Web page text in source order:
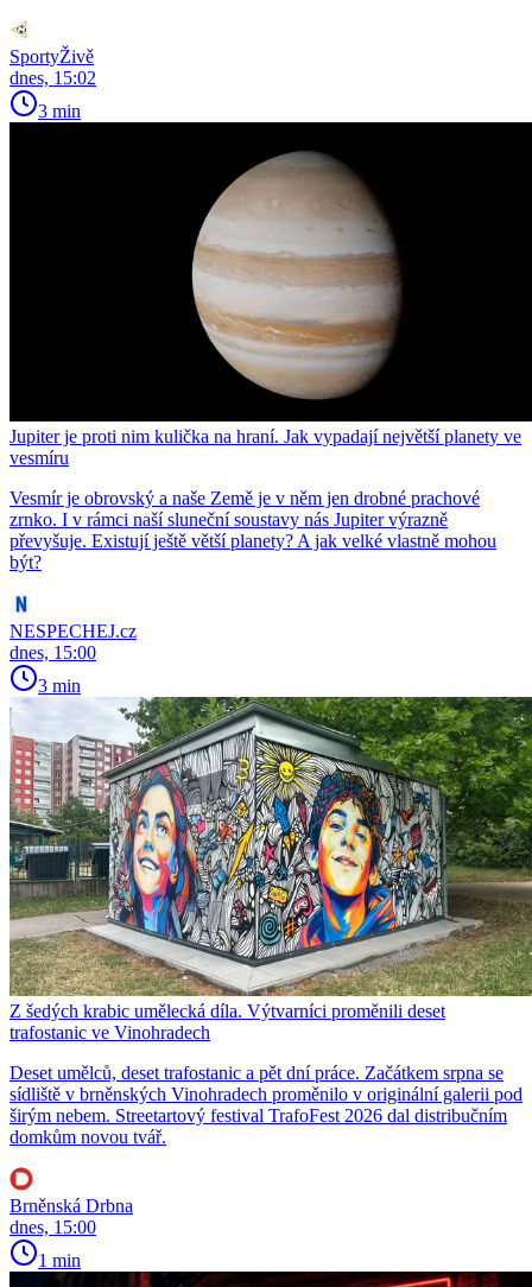
SportyŽivě
dnes, 15:02
3 min
Jupiter je proti nim kulička na hraní. Jak vypadají největší planety ve
vesmíru
Vesmír je obrovský a naše Země je v něm jen drobné prachové
zrnko. I v rámci naší sluneční soustavy nás Jupiter výrazně
převyšuje. Existují ještě větší planety? A jak velké vlastně mohou
být?
NESPECHEJ.cz
dnes, 15:00
3 min
Z šedých krabic umělecká díla. Výtvarníci proměnili deset
trafostanic ve Vinohradech
Deset umělců, deset trafostanic a pět dní práce. Začátkem srpna se
sídliště v brněnských Vinohradech proměnilo v originální galerii pod
širým nebem. Streetartový festival TrafoFest 2026 dal distribučním
domkům novou tvář.
Brněnská Drbna
dnes, 15:00
1 min